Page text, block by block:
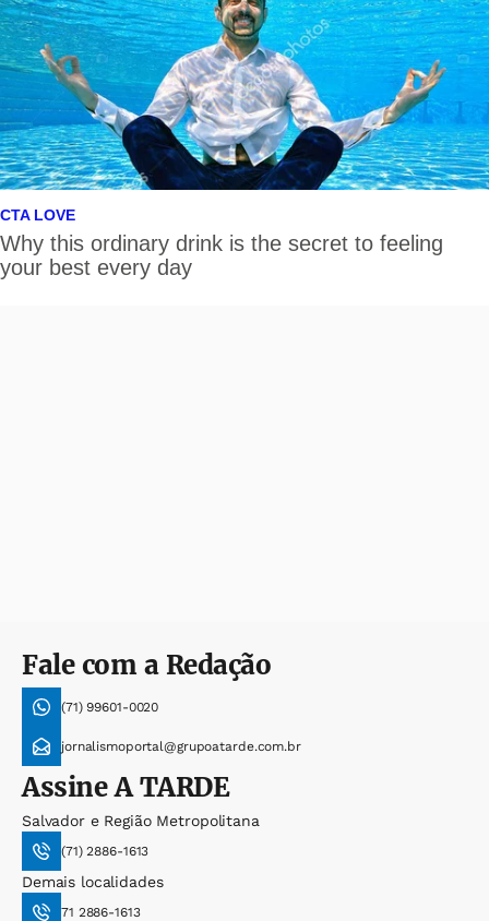
Fale com a Redação
(71) 99601-0020
jornalismoportal@grupoatarde.com.br
AssineA TARDE
Salvador e Região Metropolitana
(71) 2886-1613
Demais localidades
71 2886-1613